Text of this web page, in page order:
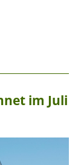
im Juli